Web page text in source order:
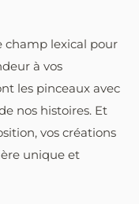
champ lexical pour
à vos
les pinceaux avec
nos histoires. Et
vos créations
unique et